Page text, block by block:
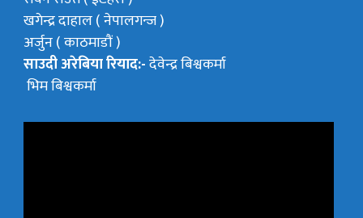
खगेन्द्र दाहाल ( नेपालगन्ज )
अर्जुन ( काठमाडौं )
साउदी अरेबिया रियाद:-देवेन्द्र बिश्वकर्मा
भिम बिश्वकर्मा